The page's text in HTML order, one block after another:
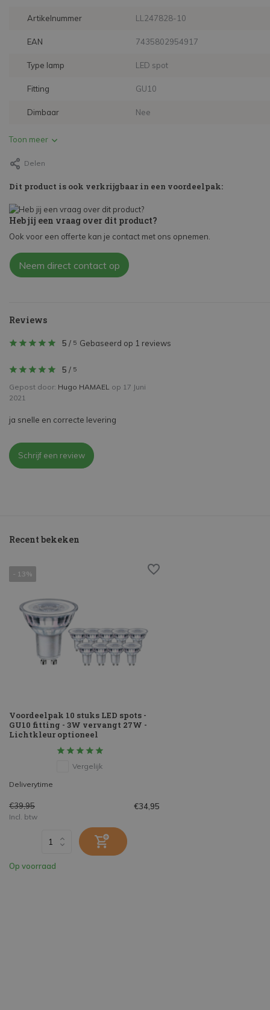
Artikelnummer LL247828-10
EAN 7435802954917
Type lamp LED spot
Fitting GU10
Dimbaar Nee
Toon meer
Delen
Dit product is ook verkrijgbaar in een voordeelpak:
Heb jij een vraag over dit product?
Ook voor een offerte kan je contact met ons opnemen.
Neem direct contact op
Reviews
5 / 5 Gebaseerd op 1 reviews
5 / 5
Gepost door: Hugo HAMAEL op 17 Juni
2021
ja snelle en correcte levering
Schrijf een review
Recent bekeken
- 13%
Voordeelpak 10 stuks LED spots -
GU10 fitting - 3W vervangt 27W -
Lichtkleur optioneel
Vergelijk
Deliverytime
€39,95 €34,95
Incl. btw
Op voorraad